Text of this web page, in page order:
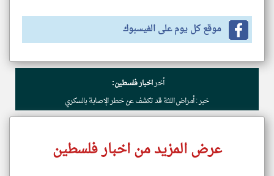
موقع كل يوم على الفيسبوك
أخراخبار فلسطين:
خبر : أمراض اللثة قد تكشف عن خطر الإصابة بالسكري
عرض المزيد من اخبار فلسطين